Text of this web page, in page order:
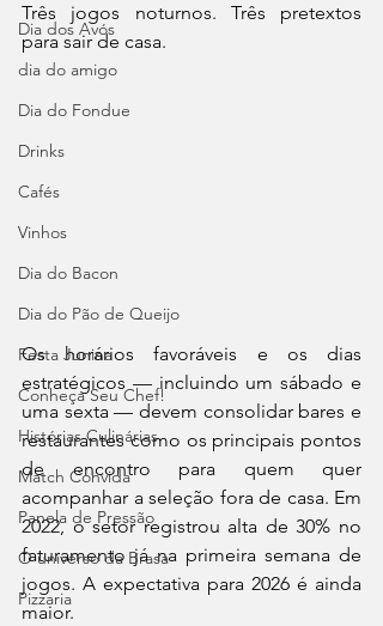
Dia dos Avós
dia do amigo
Dia do Fondue
Drinks
Cafés
Vinhos
Dia do Bacon
Dia do Pão de Queijo
Festa Junina
Conheça Seu Chef!
Histórias Culinárias
Match Convida
Panela de Pressão
O universo da Brasa
Pizzaria
Três jogos noturnos. Três pretextos
para sair de casa.
Os horários favoráveis e os dias
estratégicos — incluindo um sábado e
uma sexta — devem consolidar bares e
restaurantes como os principais pontos
de encontro para quem quer
acompanhar a seleção fora de casa. Em
2022, o setor registrou alta de 30% no
faturamento já na primeira semana de
jogos. A expectativa para 2026 é ainda
maior.